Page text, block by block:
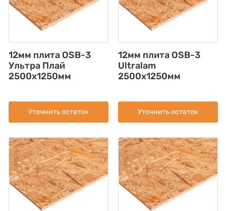
12мм плита OSB-3
Ультра Плай
2500x1250мм
Уточнить остаток
12мм плита OSB-3
Ultralam
2500x1250мм
Уточнить остаток